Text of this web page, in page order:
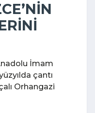
İmam
çantı
Orhangazi